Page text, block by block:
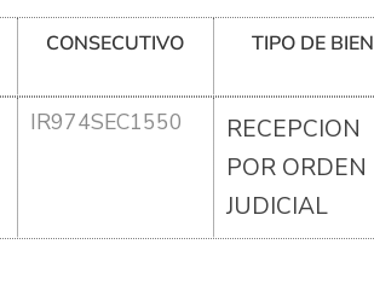
CONSECUTIVO TIPO DE BIEN
IR974SEC1550
RECEPCION
POR ORDEN
JUDICIAL